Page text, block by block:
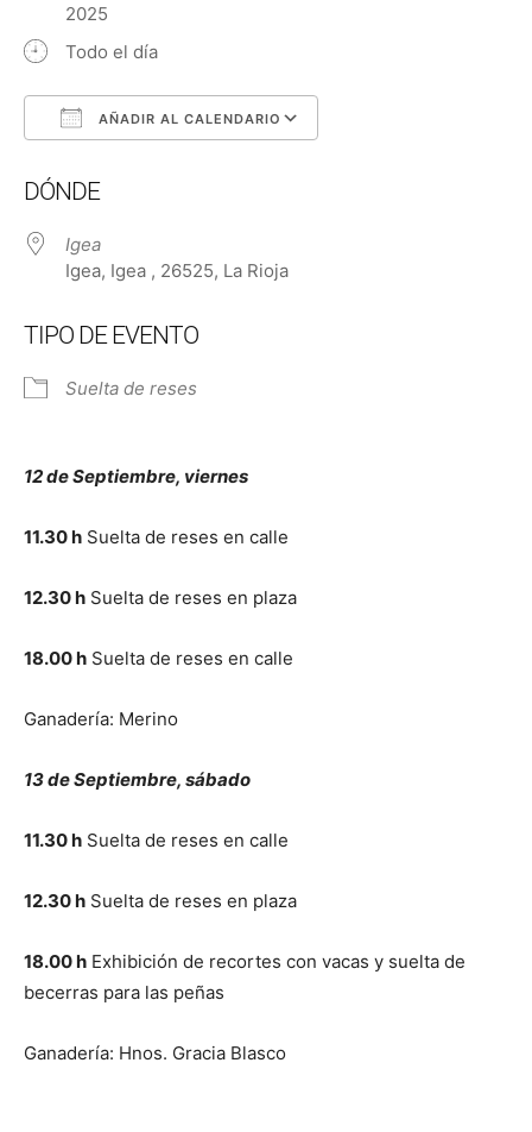
2025
Todo el día
AÑADIR AL CALENDARIO
DÓNDE
Igea
Igea, Igea , 26525, La Rioja
TIPO DE EVENTO
Suelta de reses
12 de Septiembre, viernes
11.30 h Suelta de reses en calle
12.30 h Suelta de reses en plaza
18.00 h Suelta de reses en calle
Ganadería: Merino
13 de Septiembre, sábado
11.30 h Suelta de reses en calle
12.30 h Suelta de reses en plaza
18.00 h Exhibición de recortes con vacas y suelta de
becerras para las peñas
Ganadería: Hnos. Gracia Blasco